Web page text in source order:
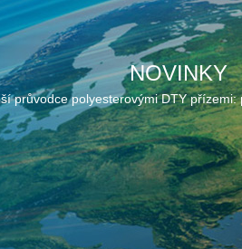
NOVINKY
průvodce polyesterovými DTY